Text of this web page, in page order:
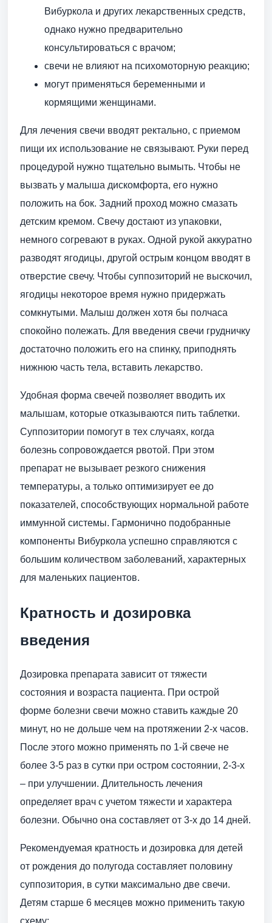
Вибуркола и других лекарственных средств,
однако нужно предварительно
консультироваться с врачом;
свечи не влияют на психомоторную реакцию;
могут применяться беременными и
кормящими женщинами.
Для лечения свечи вводят ректально, с приемом
пищи их использование не связывают. Руки перед
процедурой нужно тщательно вымыть. Чтобы не
вызвать у малыша дискомфорта, его нужно
положить на бок. Задний проход можно смазать
детским кремом. Свечу достают из упаковки,
немного согревают в руках. Одной рукой аккуратно
разводят ягодицы, другой острым концом вводят в
отверстие свечу. Чтобы суппозиторий не выскочил,
ягодицы некоторое время нужно придержать
сомкнутыми. Малыш должен хотя бы полчаса
спокойно полежать. Для введения свечи грудничку
достаточно положить его на спинку, приподнять
нижнюю часть тела, вставить лекарство.
Удобная форма свечей позволяет вводить их
малышам, которые отказываются пить таблетки.
Суппозитории помогут в тех случаях, когда
болезнь сопровождается рвотой. При этом
препарат не вызывает резкого снижения
температуры, а только оптимизирует ее до
показателей, способствующих нормальной работе
иммунной системы. Гармонично подобранные
компоненты Вибуркола успешно справляются с
большим количеством заболеваний, характерных
для маленьких пациентов.
Кратность и дозировка
введения
Дозировка препарата зависит от тяжести
состояния и возраста пациента. При острой
форме болезни свечи можно ставить каждые 20
минут, но не дольше чем на протяжении 2-х часов.
После этого можно применять по 1-й свече не
более 3-5 раз в сутки при остром состоянии, 2-3-х
– при улучшении. Длительность лечения
определяет врач с учетом тяжести и характера
болезни. Обычно она составляет от 3-х до 14 дней.
Рекомендуемая кратность и дозировка для детей
от рождения до полугода составляет половину
суппозитория, в сутки максимально две свечи.
Детям старше 6 месяцев можно применить такую